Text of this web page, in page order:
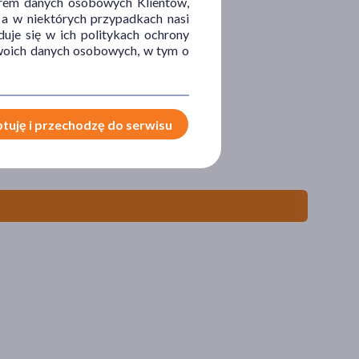
w niektórych przypadkach nasi
się w ich politykach ochrony
danych osobowych, w tym o
i przechodzę do serwisu